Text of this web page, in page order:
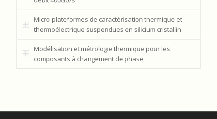
Micro-plateformes de caractérisation thermique et
thermoélectrique suspendues en silicium cristallin
Modélisation et métrologie thermique pour les
composants à changement de phase